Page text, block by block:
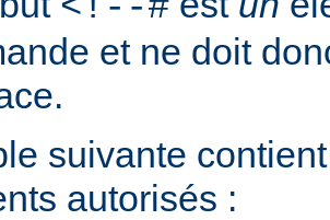
et ne doit
suivante
autorisés :